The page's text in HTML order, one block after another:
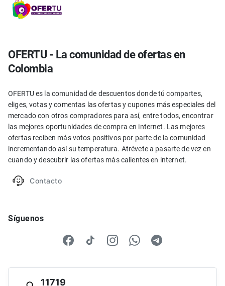
OFERTU - La comunidad de ofertas en
Colombia
OFERTU es la comunidad de descuentos donde tú compartes,
eliges, votas y comentas las ofertas y cupones más especiales del
mercado con otros compradores para así, entre todos, encontrar
las mejores oportunidades de compra en internet. Las mejores
ofertas reciben más votos positivos por parte de la comunidad
incrementando así su temperatura. Atrévete a pasarte de vez en
cuando y descubrir las ofertas más calientes en internet.
Contacto
Síguenos
11719